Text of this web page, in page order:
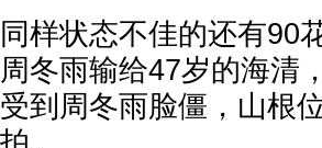
同样状态不佳的还有90
周冬雨输给47岁的海清
受到周冬雨脸僵，山根